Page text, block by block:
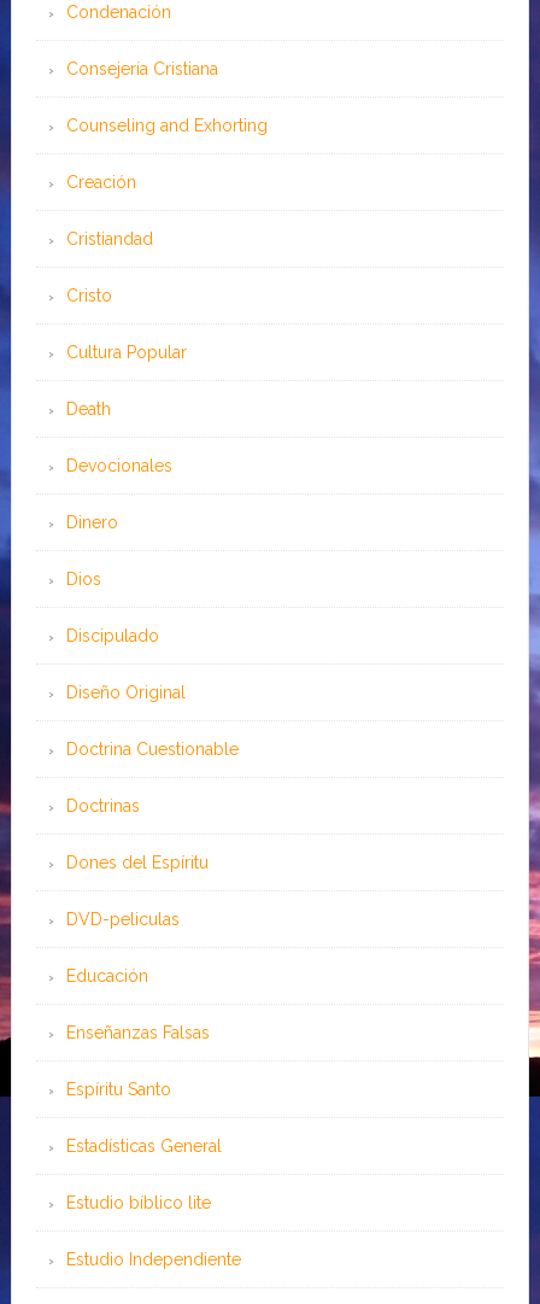
Condenación
Consejería Cristiana
Counseling and Exhorting
Creación
Cristiandad
Cristo
Cultura Popular
Death
Devocionales
Dinero
Dios
Discipulado
Diseño Original
Doctrina Cuestionable
Doctrinas
Dones del Espíritu
DVD-peliculas
Educación
Enseñanzas Falsas
Espíritu Santo
Estadísticas General
Estudio bíblico lite
Estudio Independiente